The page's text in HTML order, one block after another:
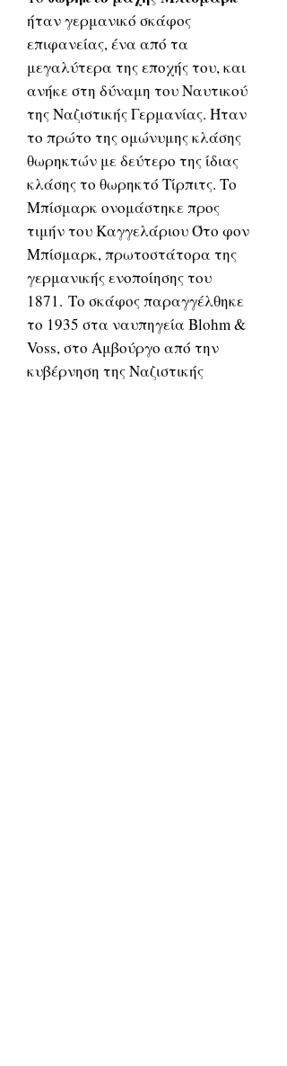
ήταν γερμανικό σκάφος
επιφανείας, ένα από τα
μεγαλύτερα της εποχής του, και
ανήκε στη δύναμη του Ναυτικού
της Ναζιστικής Γερμανίας. Ήταν
το πρώτο της ομώνυμης κλάσης
θωρηκτών με δεύτερο της ίδιας
κλάσης το θωρηκτό Τίρπιτς. Το
Μπίσμαρκ ονομάστηκε προς
τιμήν του Καγγελάριου Ότο φον
Μπίσμαρκ, πρωτοστάτορα της
γερμανικής ενοποίησης του
1871. Το σκάφος παραγγέλθηκε
το 1935 στα ναυπηγεία Blohm &
Voss, στο Αμβούργο από την
κυβέρνηση της Ναζιστικής